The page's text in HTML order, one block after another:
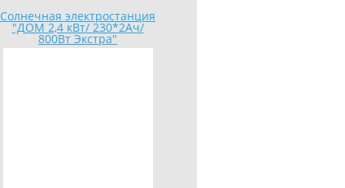
Солнечная электростанция
"ДОМ 2,4 кВт/ 230*2Ач/
800Вт Экстра"